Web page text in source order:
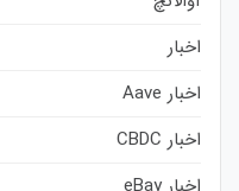
اخبار
اخبار Aave
اخبار CBDC